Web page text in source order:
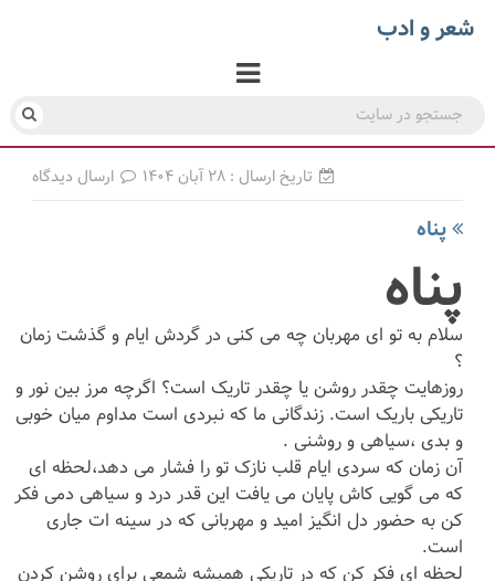
شعر و ادب
تاریخ ارسال : ۲۸ آبان ۱۴۰۴ ارسال دیدگاه
پناه
پناه
سلام به تو ای مهربان چه می کنی در گردش ایام و گذشت زمان
؟
روزهایت چقدر روشن یا چقدر تاریک است؟ اگرچه مرز بین نور و
تاریکی باریک است. زندگانی ما که نبردی است مداوم میان خوبی
و بدی ،سیاهی و روشنی .
آن زمان که سردی ایام قلب نازک تو را فشار می دهد،لحظه ای
که می گویی کاش پایان می یافت این قدر درد و سیاهی دمی فکر
کن به حضور دل انگیز امید و مهربانی که در سینه ات جاری
است.
لحظه ای فکر کن که در تاریکی همیشه شمعی برای روشن کردن